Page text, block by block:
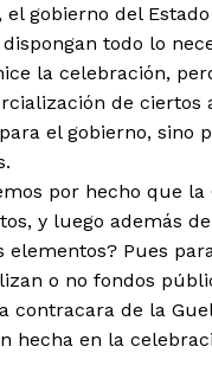
el gobierno del
todo lo
la celebración,
de ciertos
el gobierno,
por hecho que
y luego además
elementos? Pues
o no fondos
contracara de la
hecha en la